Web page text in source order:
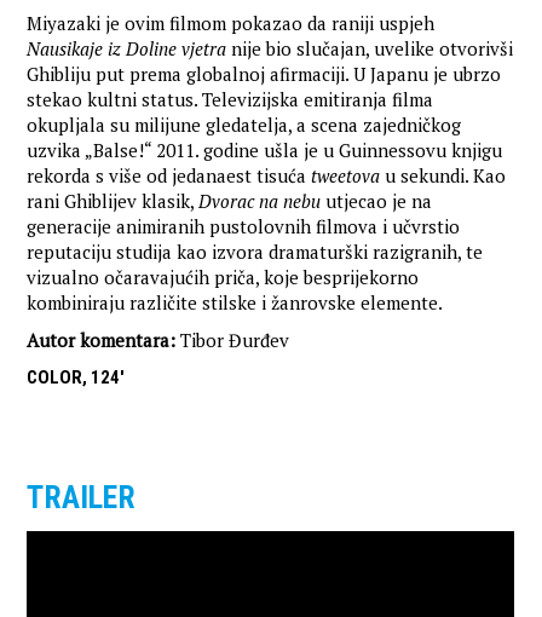
Miyazaki je ovim filmom pokazao da raniji uspjeh
Nausikaje iz Doline vjetra nije bio slučajan, uvelike otvorivši
Ghibliju put prema globalnoj afirmaciji. U Japanu je ubrzo
stekao kultni status. Televizijska emitiranja filma
okupljala su milijune gledatelja, a scena zajedničkog
uzvika „Balse!“ 2011. godine ušla je u Guinnessovu knjigu
rekorda s više od jedanaest tisućatweetovau sekundi. Kao
rani Ghiblijev klasik,Dvorac na nebu utjecao je na
generacije animiranih pustolovnih filmova i učvrstio
reputaciju studija kao izvora dramaturški razigranih, te
vizualno očaravajućih priča, koje besprijekorno
kombiniraju različite stilske i žanrovske elemente.
Autor komentara: Tibor Đurđev
COLOR, 124'
TRAILER